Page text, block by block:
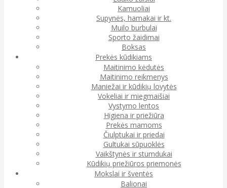
Kamuoliai
Supynės, hamakai ir kt.
Muilo burbulai
Sporto žaidimai
Boksas
Prekės kūdikiams
Maitinimo kėdutės
Maitinimo reikmenys
Maniežai ir kūdikių lovytės
Vokeliai ir miegmaišiai
Vystymo lentos
Higiena ir priežiūra
Prekės mamoms
Čiulptukai ir priedai
Gultukai sūpuoklės
Vaikštynės ir stumdukai
Kūdikių priežiūros priemonės
Mokslai ir šventės
Balionai